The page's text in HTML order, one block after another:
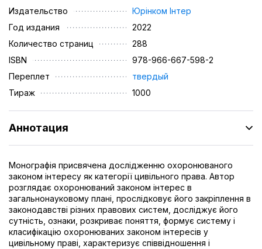
Издательство
Юрінком Iнтер
Год издания
2022
Количество страниц
288
ISBN
978-966-667-598-2
Переплет
твердый
Тираж
1000
Аннотация
Монографія присвячена дослідженню охоронюваного
законом інтересу як категорії цивільного права. Автор
розглядає охоронюваний законом інтерес в
загальнонауковому плані, прослідковує його закріплення в
законодавстві різних правових систем, досліджує його
сутність, ознаки, розкриває поняття, формує систему і
класифікацію охоронюваних законом інтересів у
цивільному праві, характеризує співвідношення і